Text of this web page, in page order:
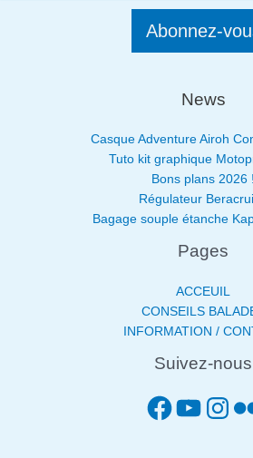
Abonnez-
News
Casque Adventure Airoh
Tuto kit graphique
Bons plans 2026 !
Régulateur
Bagage souple étanche
Pages
ACCEUIL
CONSEILS
INFORMATION /
Suivez-nous